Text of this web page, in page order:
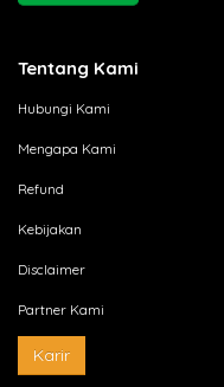
Tentang Kami
Hubungi Kami
Mengapa Kami
Refund
Kebijakan
Disclaimer
Partner Kami
Karir